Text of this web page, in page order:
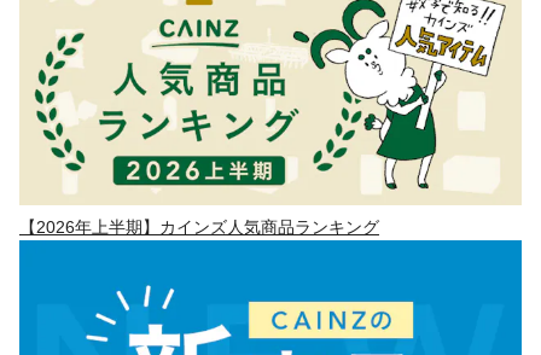
【2026年上半期】カインズ人気商品ランキング